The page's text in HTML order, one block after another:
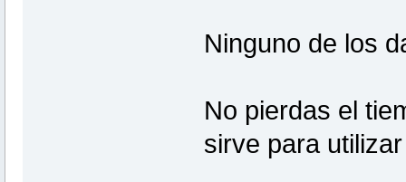
Ninguno de los
No pierdas el
sirve para